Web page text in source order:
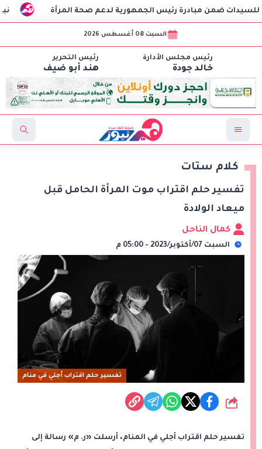
نبيل فهمي يدين
السبت 08 أغسطس 2026
رئيس مجلس الأدارة
خالد جودة
رئيس التحرير
هند أبو ضيف
كلام ستات
تفسير حلم اقتراب موت المرأة الحامل قبل
ميعاد الولادة
كمال الناحل
السبت 07/أكتوبر/2023 - 05:00 م
تفسير حلم اقتراب أجلي في منام
شارك
تفسير حلم اقتراب أجلي في المنام، أرسلت «ر. م» رسالة إلى